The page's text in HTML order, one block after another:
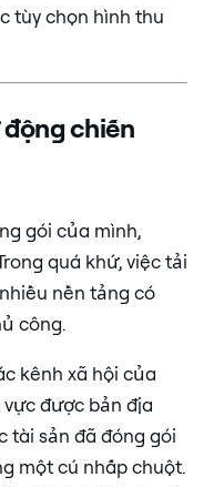
tùy chọn hình thu
chiến
gói của mình,
quá khứ, việc tải
nền tảng có
công.
kênh xã hội của
được bản địa
tài sản đã đóng gói
một cú nhấp chuột.